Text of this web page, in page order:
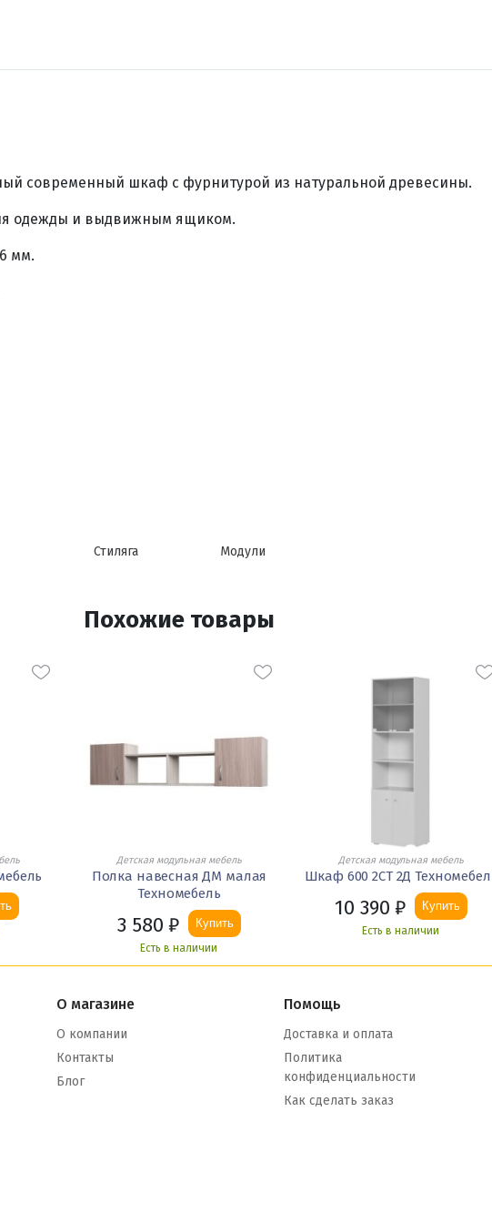
современный шкаф с фурнитурой из натуральной древесины.
одежды и выдвижным ящиком.
мм.
Стиляга Модули
Похожие товары
Детская модульная мебель
Полка навесная ДМ малая
Техномебель
3 580 ₽ Купить
Есть в наличии
Детская модульная мебель
Шкаф 600 2СТ 2Д
10 390 ₽ Купить
Есть в наличии
О магазине
О компании
Контакты
Блог
Помощь
Доставка и оплата
Политика
конфиденциальности
Как сделать заказ